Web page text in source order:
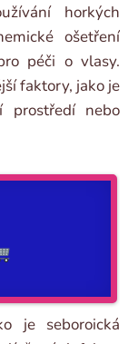
horkých
ošetření
péči o vlasy.
faktory, jako je
prostředí nebo
je seboroická